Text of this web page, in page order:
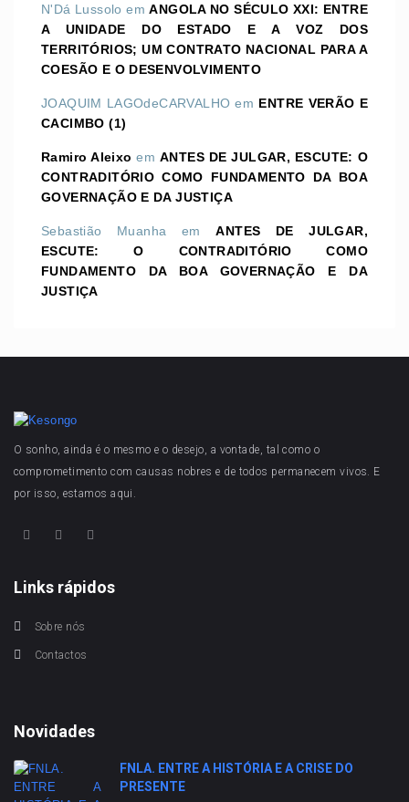
N'Dá Lussolo emANGOLA NO SÉCULO XXI: ENTRE
A UNIDADE DO ESTADO E A VOZ DOS
TERRITÓRIOS; UM CONTRATO NACIONAL PARA A
COESÃO E O DESENVOLVIMENTO
JOAQUIM LAGOdeCARVALHO em ENTRE VERÃO E
CACIMBO (1)
Ramiro Aleixo emANTES DE JULGAR, ESCUTE: O
CONTRADITÓRIO COMO FUNDAMENTO DA BOA
GOVERNAÇÃO E DA JUSTIÇA
Sebastião Muanha emANTES DE JULGAR,
ESCUTE: O CONTRADITÓRIO COMO
FUNDAMENTO DA BOA GOVERNAÇÃO E DA
JUSTIÇA
O sonho, ainda é o mesmo e o desejo, a vontade, tal como o
comprometimento com causas nobres e de todos permanecem vivos. E
por isso, estamos aqui.
Links rápidos
Sobre nós
Contactos
Novidades
FNLA. ENTRE A HISTÓRIA E A CRISE DO
PRESENTE